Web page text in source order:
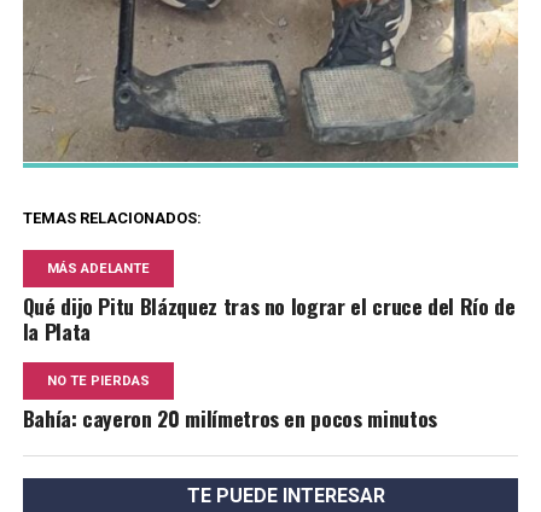
TEMAS RELACIONADOS:
MÁS ADELANTE
Qué dijo Pitu Blázquez tras no lograr el cruce del Río de
la Plata
NO TE PIERDAS
Bahía: cayeron 20 milímetros en pocos minutos
TE PUEDE INTERESAR